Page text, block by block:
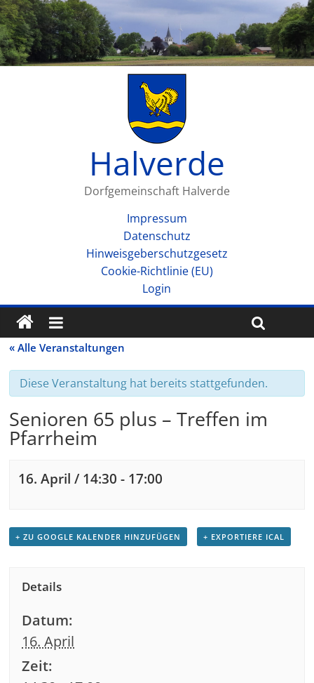
Halverde
Dorfgemeinschaft Halverde
Impressum
Datenschutz
Hinweisgeberschutzgesetz
Cookie-Richtlinie (EU)
Login
« Alle Veranstaltungen
Diese Veranstaltung hat bereits stattgefunden.
Senioren 65 plus – Treffen im
Pfarrheim
16. April / 14:30 - 17:00
+ ZU GOOGLE KALENDER HINZUFÜGEN + EXPORTIERE ICAL
Details
Datum:
16. April
Zeit: